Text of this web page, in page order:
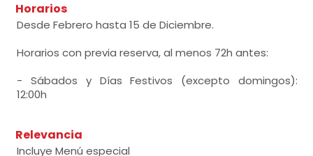
Horarios
Desde Febrero hasta 15 de Diciembre.
Horarios con previa reserva, al menos 72h antes:
- Sábados y Días Festivos (excepto domingos):
12:00h
Relevancia
Incluye Menú especial